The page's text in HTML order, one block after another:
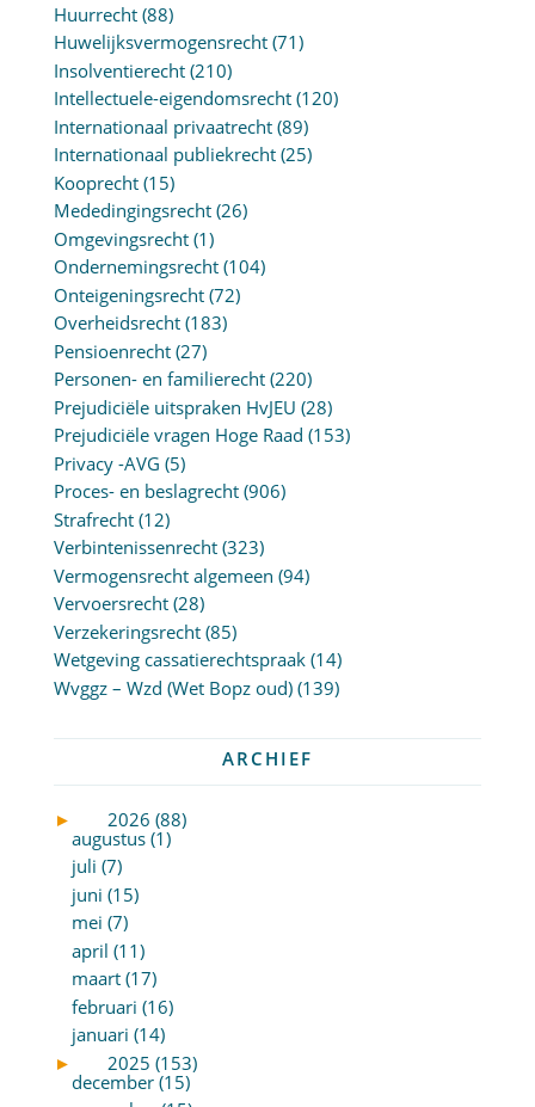
Huurrecht(88)
Huwelijksvermogensrecht(71)
Insolventierecht(210)
Intellectuele-eigendomsrecht(120)
Internationaal privaatrecht(89)
Internationaal publiekrecht(25)
Kooprecht(15)
Mededingingsrecht(26)
Omgevingsrecht(1)
Ondernemingsrecht(104)
Onteigeningsrecht(72)
Overheidsrecht(183)
Pensioenrecht(27)
Personen- en familierecht(220)
Prejudiciële uitspraken HvJEU (28)
Prejudiciële vragen Hoge Raad (153)
Privacy -AVG (5)
Proces- en beslagrecht(906)
Strafrecht(12)
Verbintenissenrecht(323)
Vermogensrecht algemeen (94)
Vervoersrecht(28)
Verzekeringsrecht(85)
Wetgeving cassatierechtspraak(14)
Wvggz – Wzd (Wet Bopz oud)(139)
ARCHIEF
►
2026 (88)
augustus (1)
juli (7)
juni (15)
mei (7)
april (11)
maart (17)
februari (16)
januari (14)
►
2025 (153)
december (15)